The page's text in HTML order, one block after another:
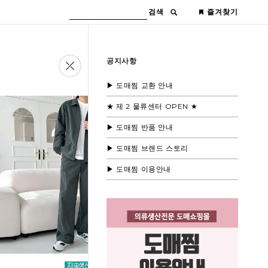
검색 즐겨찾기
공지사항
▶ 도매찜 교환 안내
★ 제 2 물류센터 OPEN ★
▶ 도매찜 반품 안내
▶ 도매찜 브랜드 스토리
▶ 도매찜 이용안내